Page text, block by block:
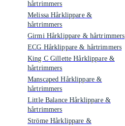
hårtrimmers
Melissa Hårklippare &
hårtrimmers
Girmi Hårklippare & hårtrimmers
ECG Hårklippare & hårtrimmers
King C Gillette Hårklippare &
hårtrimmers
Manscaped Hårklippare &
hårtrimmers
Little Balance Hårklippare &
hårtrimmers
Ströme Hårklippare &